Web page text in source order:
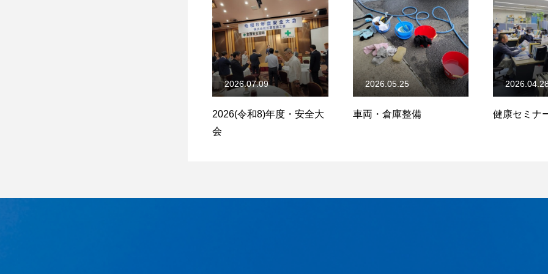
2026(令和8)年度・安全大
会
2026.07.09
車両・倉庫整備
2026.05.25
健康セミナ